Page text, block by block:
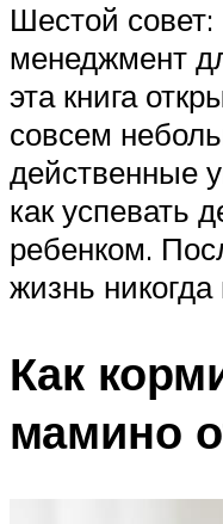
Шестой
менеджмент
эта книга
совсем
действенные
как успевать
ребенком.
жизнь
Как
мамино